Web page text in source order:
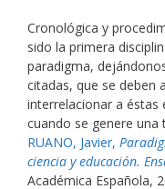
Cronológica y
sido la primera
paradigma,
citadas, que se deben
interrelacionar a éstas
cuando se genere una
RUANO, Javier,
ciencia y educación.
Académica Española,